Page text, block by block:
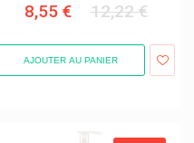
8,55 € 12,22 €
AJOUTER AU PANIER